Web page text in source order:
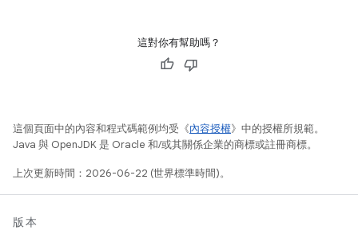
這對你有幫助嗎？
這個頁面中的內容和程式碼範例均受《內容授權》中的授權所規範。
Java 與 OpenJDK 是 Oracle 和/或其關係企業的商標或註冊商標。
上次更新時間：2026-06-22 (世界標準時間)。
版本